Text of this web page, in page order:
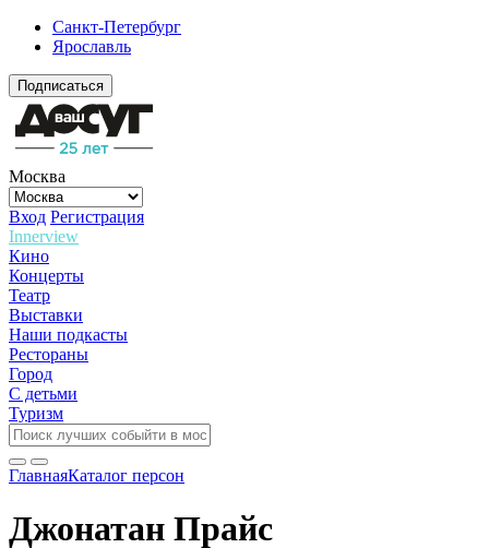
Санкт-Петербург
Ярославль
Подписаться
Москва
Вход Регистрация
Innerview
Кино
Концерты
Театр
Выставки
Наши подкасты
Рестораны
Город
С детьми
Туризм
ГлавнаяКаталог персон
Джонатан Прайс